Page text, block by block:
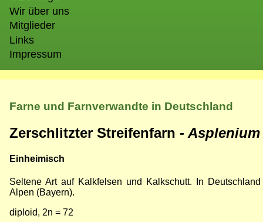
Wir über uns
Mitglieder
Links
Impressum
Farne und Farnverwandte in Deutschland
Zerschlitzter Streifenfarn -
Einheimisch
Seltene Art auf Kalkfelsen und Kalkschutt. In
Alpen (Bayern).
diploid, 2n = 72